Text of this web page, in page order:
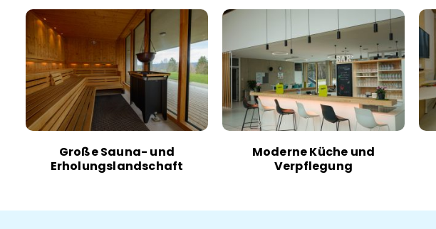
Große Sauna- und
Erholungslandschaft
Moderne Küche und
Verpflegung